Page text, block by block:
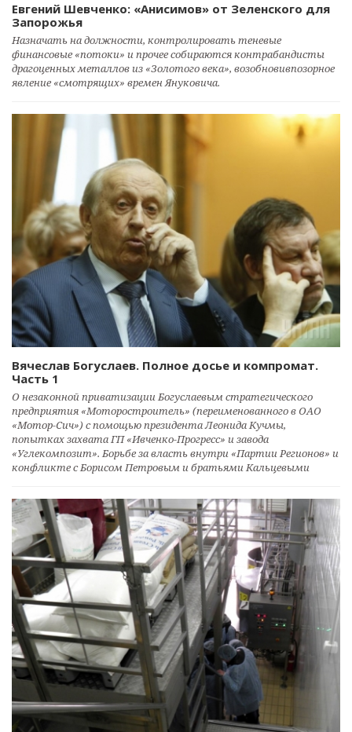
Евгений Шевченко: «Анисимов» от Зеленского для
Запорожья
Назначать на должности, контролировать теневые
финансовые «потоки» и прочее собираются контрабандисты
драгоценных металлов из «Золотого века», возобновивпозорное
явление «смотрящих» времен Януковича.
Вячеслав Богуслаев. Полное досье и компромат.
Часть 1
О незаконной приватизации Богуслаевым стратегического
предприятия «Моторостроитель» (переименованного в ОАО
«Мотор-Сич») с помощью президента Леонида Кучмы,
попытках захвата ГП «Ивченко-Прогресс» и завода
«Углекомпозит». Борьбе за власть внутри «Партии Регионов» и
конфликте с Борисом Петровым и братьями Кальцевыми